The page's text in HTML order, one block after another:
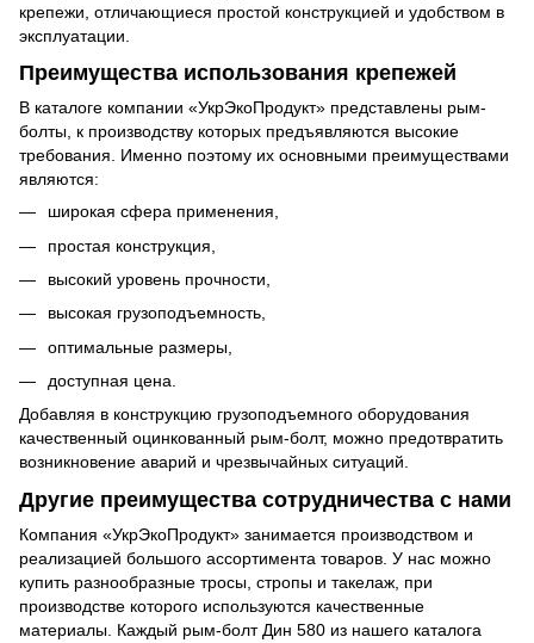
крепежи, отличающиеся простой конструкцией и удобством в
эксплуатации.
Преимущества использования крепежей
В каталоге компании «УкрЭкоПродукт» представлены рым-
болты, к производству которых предъявляются высокие
требования. Именно поэтому их основными преимуществами
являются:
широкая сфера применения,
простая конструкция,
высокий уровень прочности,
высокая грузоподъемность,
оптимальные размеры,
доступная цена.
Добавляя в конструкцию грузоподъемного оборудования
качественный оцинкованный рым-болт, можно предотвратить
возникновение аварий и чрезвычайных ситуаций.
Другие преимущества сотрудничества с нами
Компания «УкрЭкоПродукт» занимается производством и
реализацией большого ассортимента товаров. У нас можно
купить разнообразные тросы, стропы и такелаж, при
производстве которого используются качественные
материалы. Каждый рым-болт Дин 580 из нашего каталога